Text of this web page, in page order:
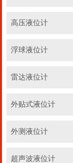
高压液位计
浮球液位计
雷达液位计
外贴式液位计
外测液位计
超声波液位计